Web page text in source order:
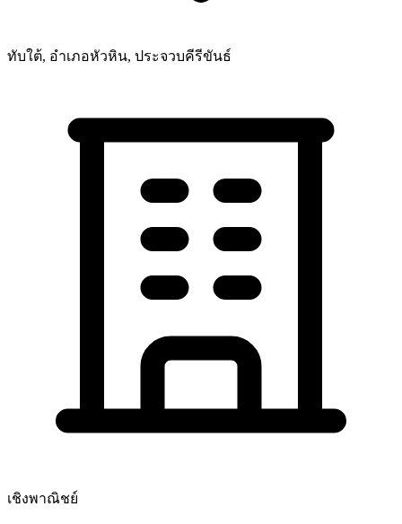
ทับใต้, อำเภอหัวหิน, ประจวบคีรีขันธ์
เชิงพาณิชย์